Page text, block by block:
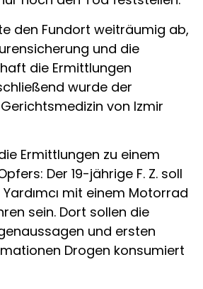
den Fundort weiträumig ab,
und die
die Ermittlungen
wurde der
von Izmir
Ermittlungen zu einem
Der 19-jährige F. Z. soll
mit einem Motorrad
sein. Dort sollen die
und ersten
Drogen konsumiert